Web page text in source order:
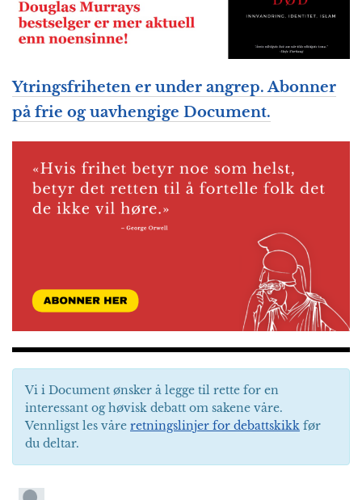
Ytringsfriheten er under angrep. Abonner
på frie og uavhengige Document.
Vi i Document ønsker å legge til rette for en
interessant og høvisk debatt om sakene våre.
Vennligst les våre retningslinjer for debattskikk før
du deltar.